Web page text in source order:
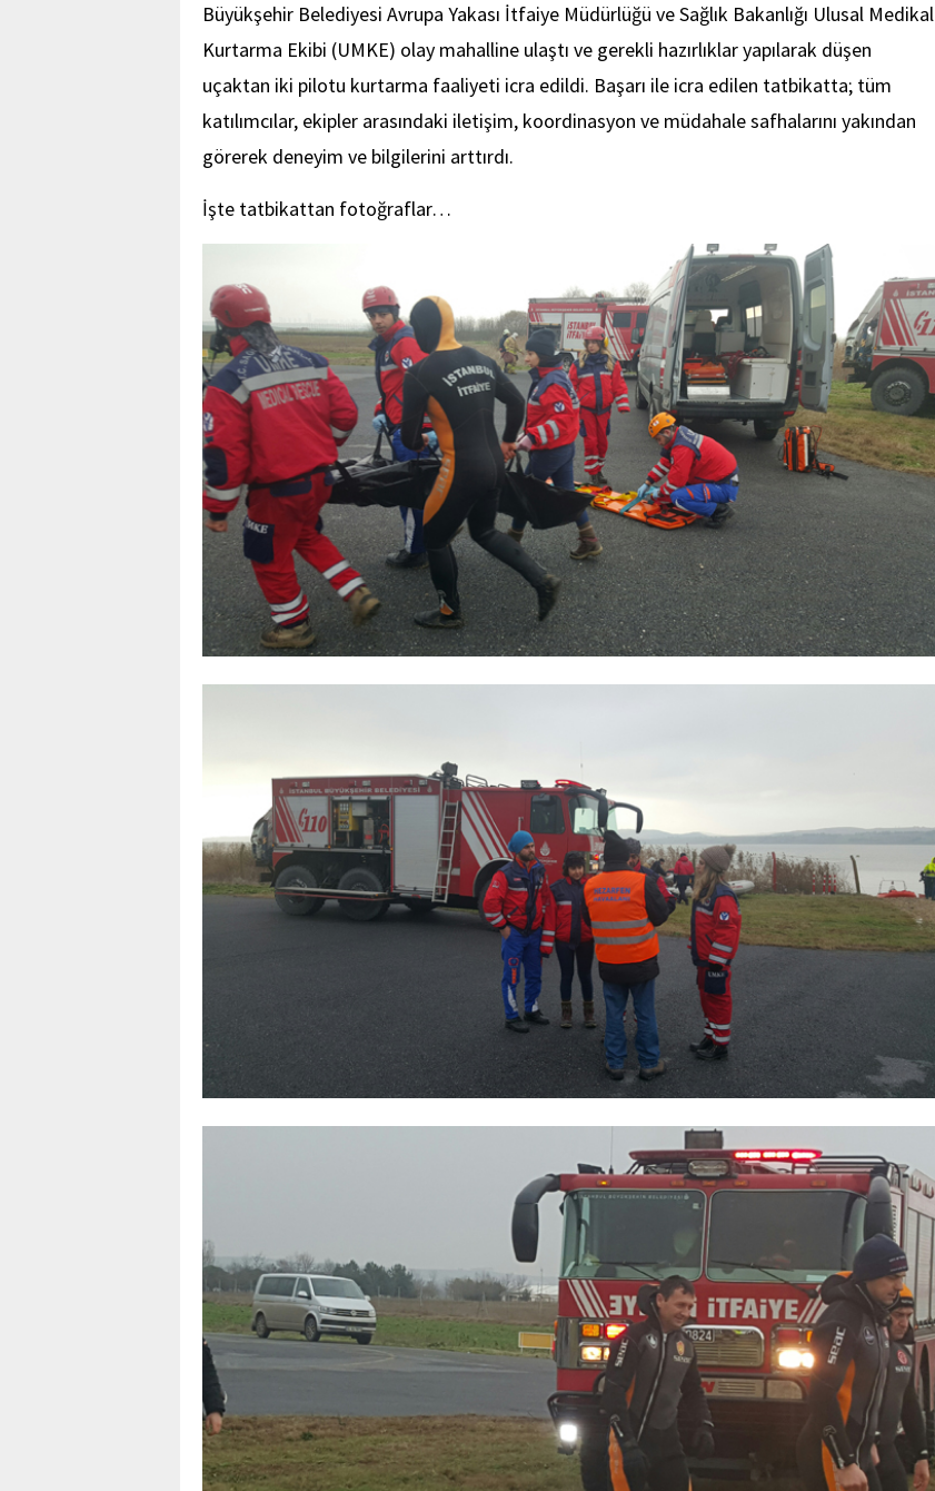
Büyükşehir Belediyesi Avrupa Yakası İtfaiye Müdürlüğü ve Sağlık Bakanlığı Ulusal Medikal
Kurtarma Ekibi (UMKE) olay mahalline ulaştı ve gerekli hazırlıklar yapılarak düşen
uçaktan iki pilotu kurtarma faaliyeti icra edildi. Başarı ile icra edilen tatbikatta; tüm
katılımcılar, ekipler arasındaki iletişim, koordinasyon ve müdahale safhalarını yakından
görerek deneyim ve bilgilerini arttırdı.
İşte tatbikattan fotoğraflar…